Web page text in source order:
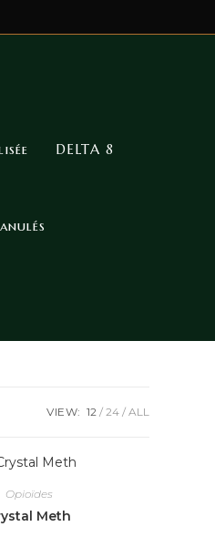
DELTA 8
VIEW: 12 24 ALL
Opioïdes
Meth